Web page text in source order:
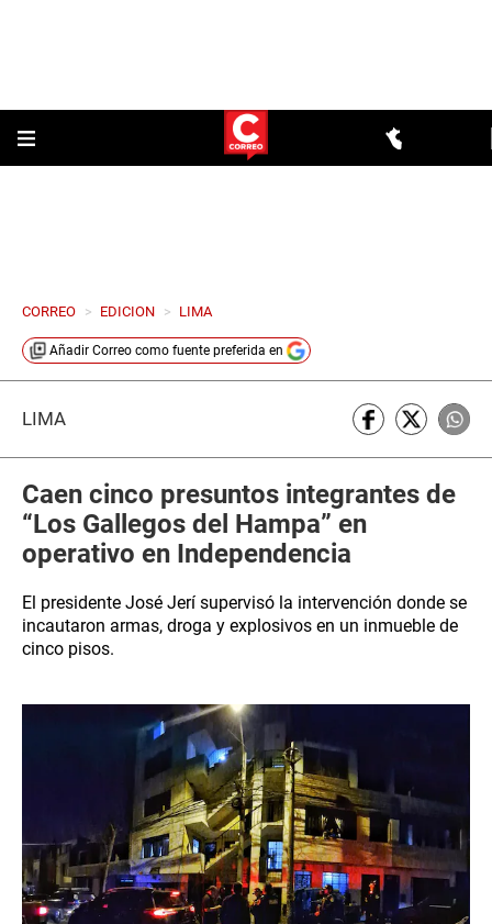
CORREO > EDICION > LIMA
Añadir Correo como fuente preferida en
LIMA
Caen cinco presuntos integrantes de
“Los Gallegos del Hampa” en
operativo en Independencia
El presidente José Jerí supervisó la intervención donde se
incautaron armas, droga y explosivos en un inmueble de
cinco pisos.